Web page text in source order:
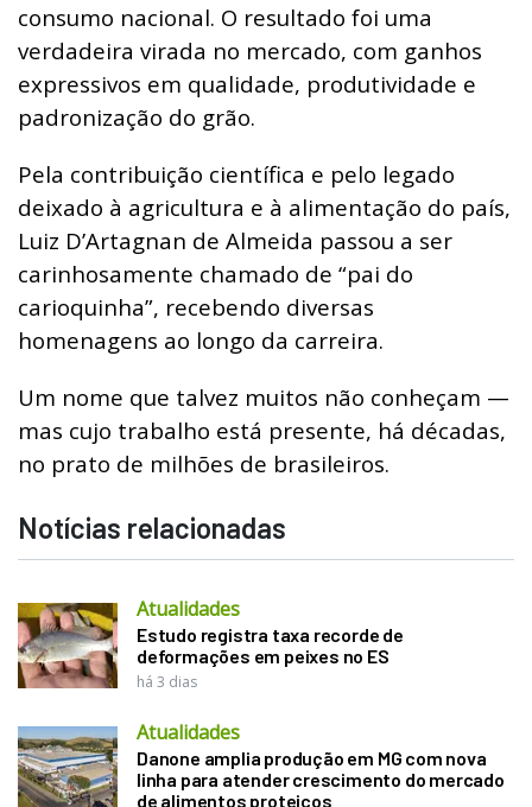
consumo nacional. O resultado foi uma
verdadeira virada no mercado, com ganhos
expressivos em qualidade, produtividade e
padronização do grão.
Pela contribuição científica e pelo legado
deixado à agricultura e à alimentação do país,
Luiz D’Artagnan de Almeida passou a ser
carinhosamente chamado de “pai do
carioquinha”, recebendo diversas
homenagens ao longo da carreira.
Um nome que talvez muitos não conheçam —
mas cujo trabalho está presente, há décadas,
no prato de milhões de brasileiros.
Notícias relacionadas
Atualidades
Estudo registra taxa recorde de
deformações em peixes no ES
há 3 dias
Atualidades
Danone amplia produção em MG com nova
linha para atender crescimento do mercado
de alimentos proteicos